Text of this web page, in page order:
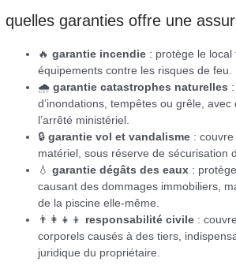
quelles garanties offre une
🔥garantie incendie : protège le local
équipements contre les risques de feu.
🌧️garantie catastrophes naturelles
d’inondations, tempêtes ou grêle,
l’arrêté ministériel.
🔒garantie vol et vandalisme :
matériel, sous réserve de sécurisation
💧garantie dégâts des eaux :
causant des dommages immobiliers,
de la piscine elle-même.
👨‍👩‍👧‍👦 responsabilité civile :
corporels causés à des tiers,
juridique du propriétaire.